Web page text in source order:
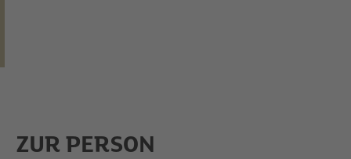
ZUR PERSON